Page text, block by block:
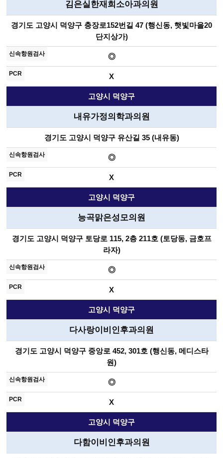
김은실한재희소아과의원
경기도 고양시 덕양구 충장로152번길 47 (행신동, 햇빛마을20
단지상가)
◎
X
고양시 덕양구
내유가정의학과의원
경기도 고양시 덕양구 유산길 35 (내유동)
◎
X
고양시 덕양구
능곡맑은성모의원
경기도 고양시 덕양구 토당로 115, 2층 211호 (토당동, 금호프
라자)
◎
X
고양시 덕양구
다사랑이비인후과의원
경기도 고양시 덕양구 중앙로 452, 301호 (행신동, 메디스타
원)
◎
X
고양시 덕양구
다함이비인후과의원